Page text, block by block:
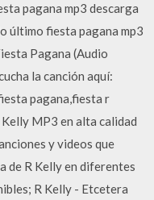
pagana mp3 descarga
último fiesta pagana mp3
Pagana (Audio
la canción aquí:
pagana,fiesta r
MP3 en alta calidad
y videos que
de R Kelly en diferentes
R Kelly - Etcetera